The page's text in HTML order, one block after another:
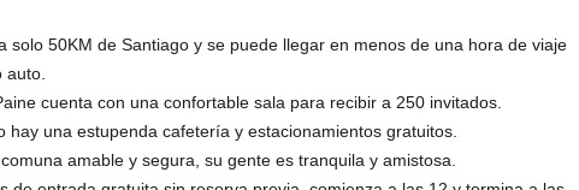
solo 50KM de Santiago y se puede llegar en menos de una hora de viaje
auto.
cuenta con una confortable sala para recibir a 250 invitados.
hay una estupenda cafetería y estacionamientos gratuitos.
amable y segura, su gente es tranquila y amistosa.